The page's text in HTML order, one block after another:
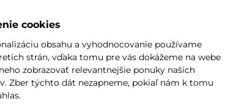
cookies
obsahu a vyhodnocovanie používame
strán, vďaka tomu pre vás dokážeme na webe
zobrazovať relevantnejšie ponuky našich
Zber týchto dát nezapneme, pokiaľ nám k tomu